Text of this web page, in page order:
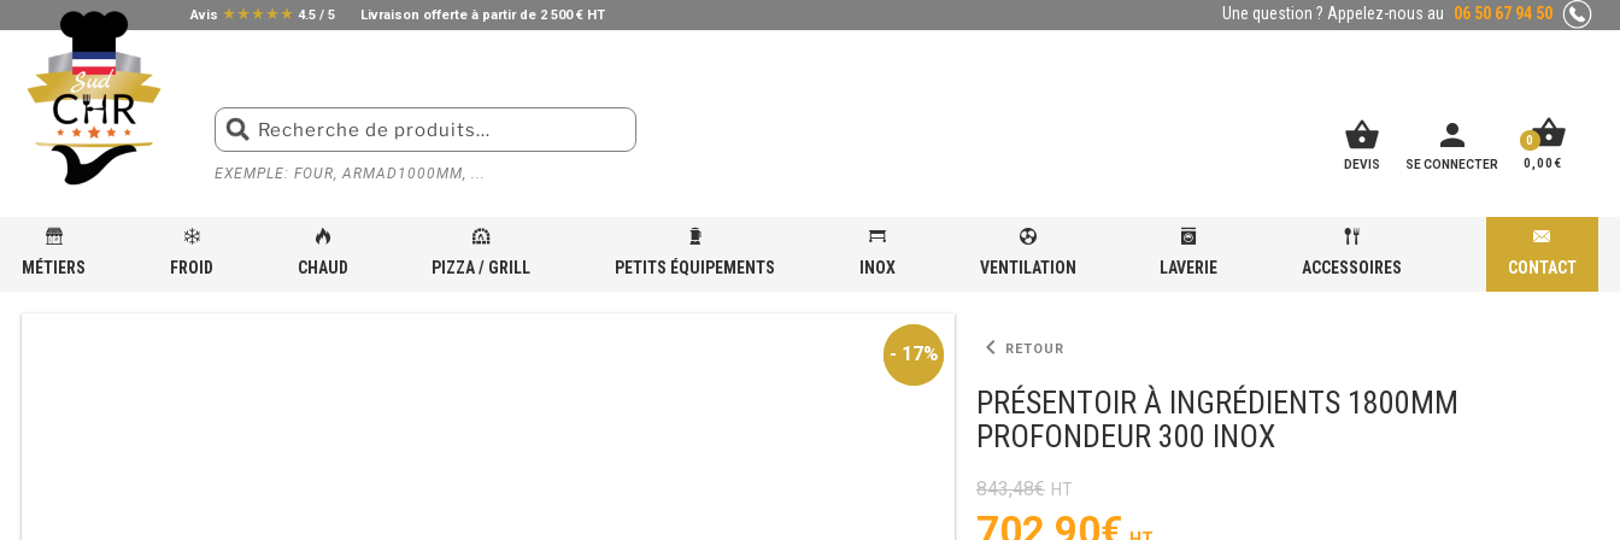
Une question ? Appelez-nous au 06 50 67 94 50
Avis star_ratestar_ratestar_ratestar_ratestar_rate 4.5 / 5 Livraison offerte à partir de 2 500 € HT
shopping_basket
DEVIS
person
SE CONNECTER
shopping_basket
0,00€
0
EXEMPLE: FOUR, ARMAD1000MM, ...
MÉTIERS FROID CHAUD PIZZA / GRILL PETITS ÉQUIPEMENTS INOX VENTILATION LAVERIE ACCESSOIRES CONTACT
ACCUEIL »BOUTIQUE MÉTIER» MATÉRIEL ET ÉQUIPEMENT POUR PIZZERIA» PRÉSENTOIR À INGRÉDIENTS 1800MM PROFONDEUR 300 INOX
- 17%
- 17% keyboard_arrow_left RETOUR
PRÉSENTOIR À INGRÉDIENTS 1800MM
PROFONDEUR 300 INOX
843,48€
Le
prix
702,90€